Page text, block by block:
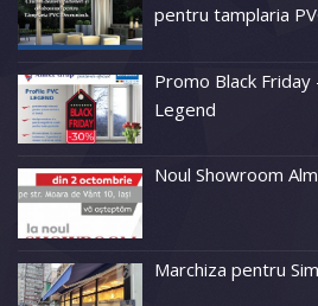
pentru tamplaria
Promo Black Friday
Legend
Noul Showroom
Marchiza pentru